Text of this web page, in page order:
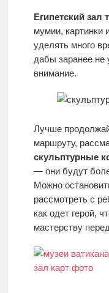
Египетский зал
мумии, картинки
уделять много
дабы заранее не
внимание.
Лучше
маршруту,
скульптурные
— они будут
Можно
рассмотреть с
как одет герой,
мастерству